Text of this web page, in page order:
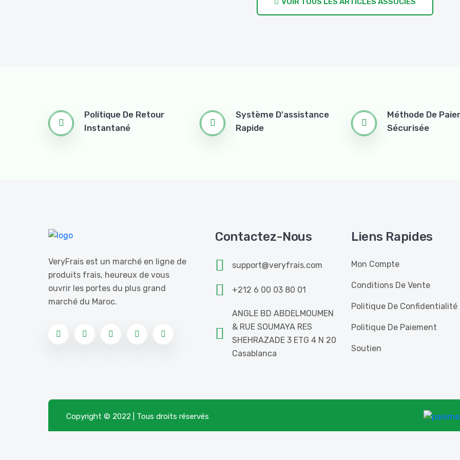
Politique De Retour
Instantané
Système D'assistance
Rapide
Méthode De
Sécurisée
VeryFrais est un marché en ligne de
produits frais, heureux de vous
ouvrir les portes du plus grand
marché du Maroc.
Contactez-Nous
support@veryfrais.com
+212 6 00 03 80 01
ANGLE BD ABDELMOUMEN
& RUE SOUMAYA RES
SHEHRAZADE 3 ETG 4 N 20
Casablanca
Liens Rapides
Mon Compte
Conditions De Vente
Politique De Confidentialité
Politique De Paiement
Soutien
Copyright © 2022 | Tous droits réservés